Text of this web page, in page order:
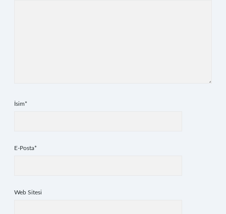
İsim*
E-Posta*
Web Sitesi